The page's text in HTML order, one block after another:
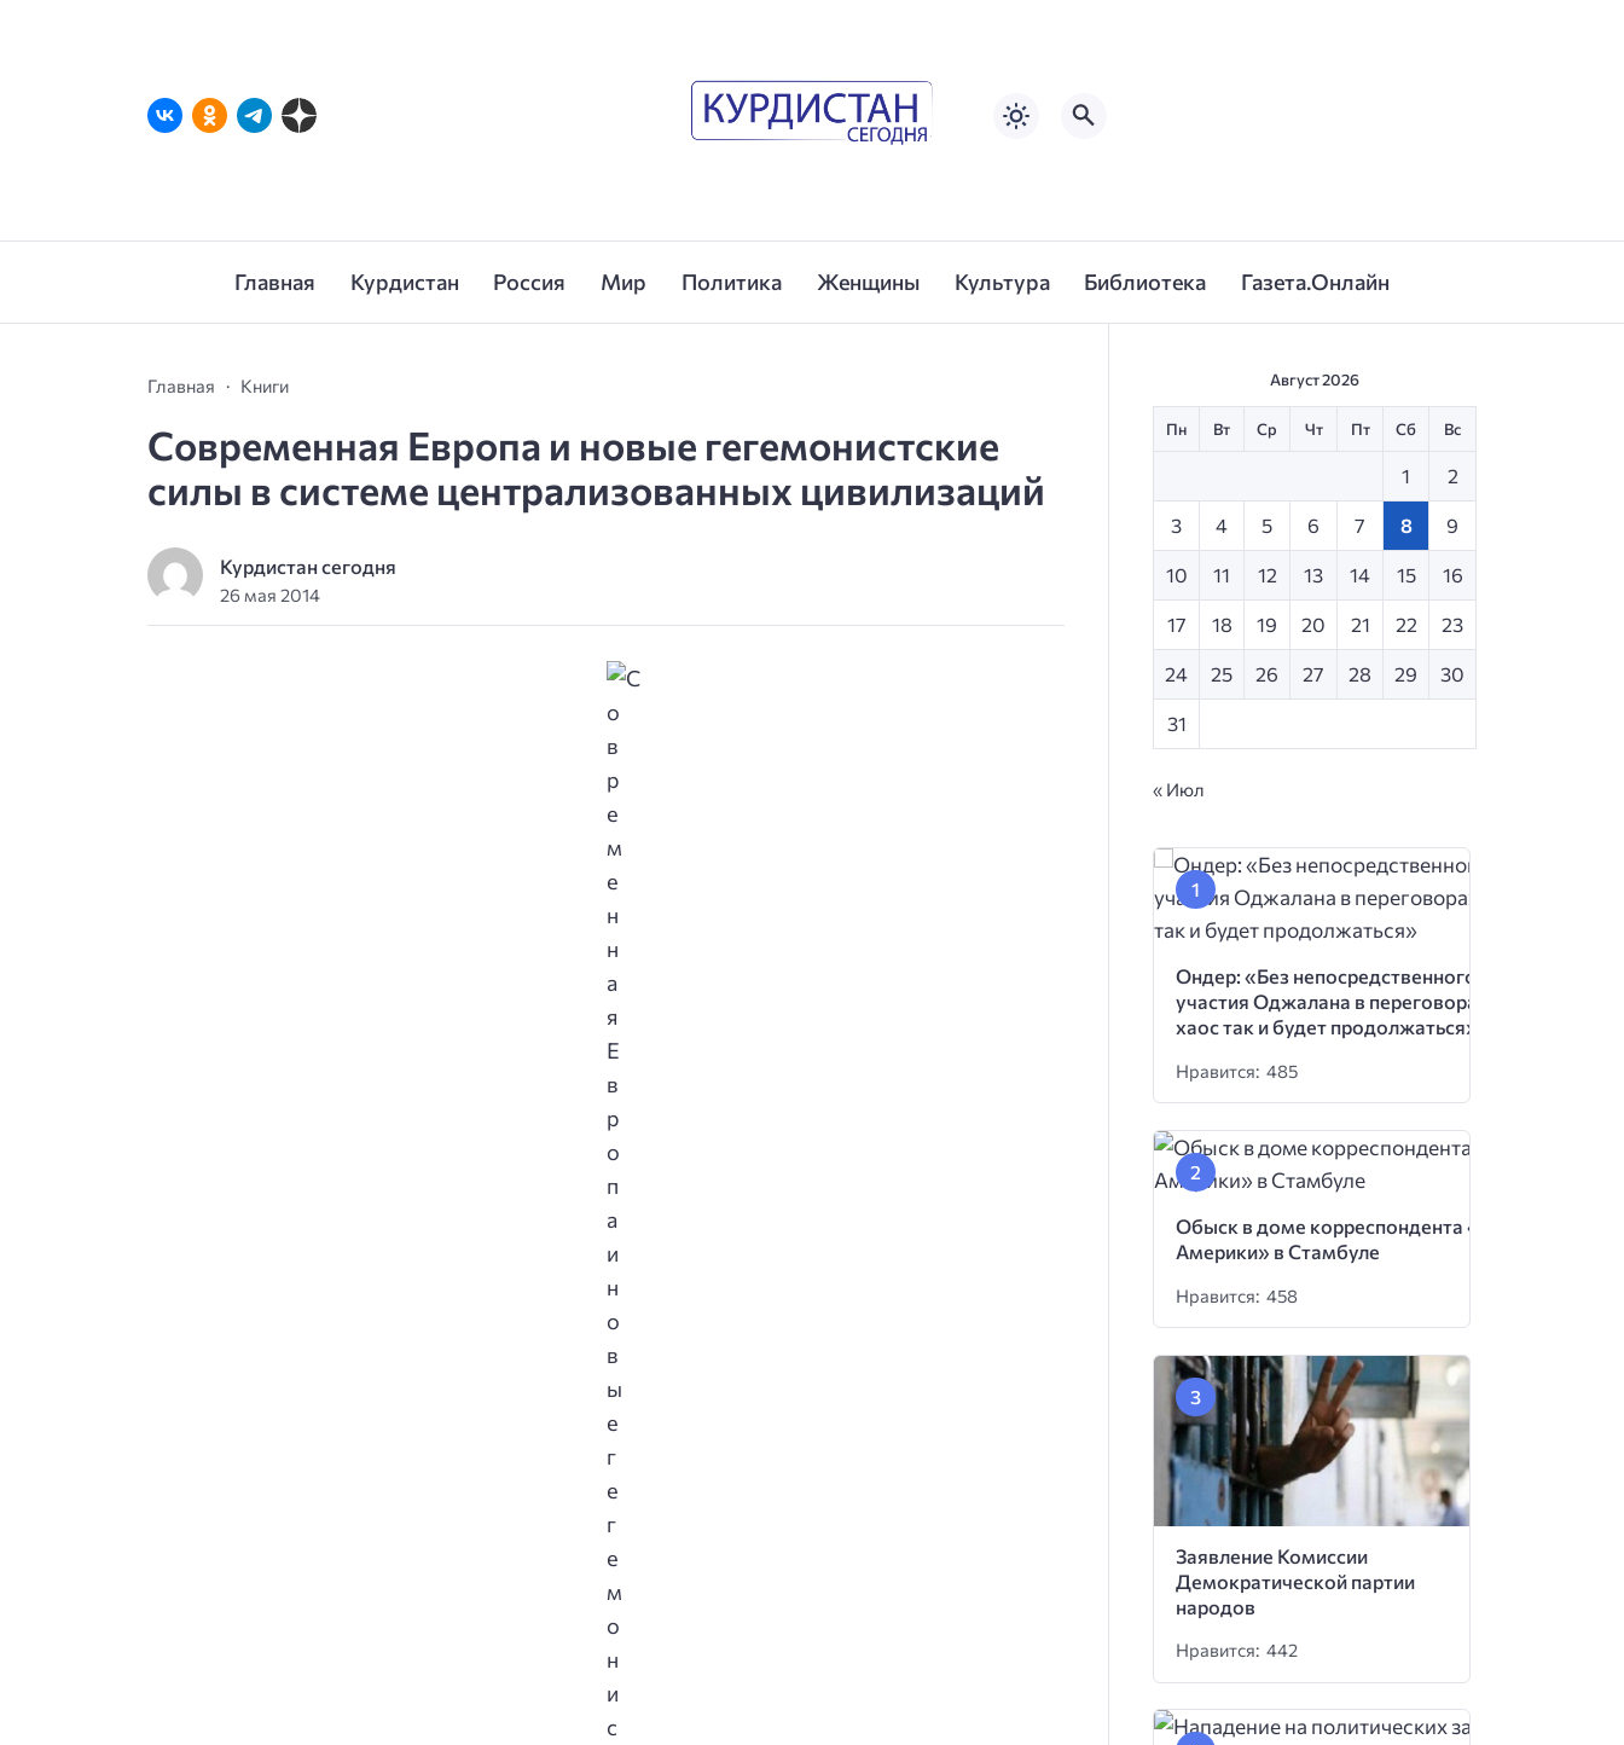
Главная Курдистан Россия Мир Политика Женщины Культура Библиотека Газета.Онлайн
Главная Книги
Современная Европа и новые гегемонистские
силы в системе централизованных цивилизаций
Курдистан сегодня
26 мая 2014
Август 2026
Пн Вт Ср Чт Пт Сб Вс
1 2
3 4 5 6 7 8 9
10 11 12 13 14 15 16
17 18 19 20 21 22 23
24 25 26 27 28 29 30
31
« Июл
Ондер: «Без непосредственного
участия Оджалана в переговорах
хаос так и будет продолжаться»
Нравится: 485
Обыск в доме корреспондента «Голоса
Америки» в Стамбуле
Нравится: 458
Заявление Комиссии
Демократической партии
народов
Нравится: 442